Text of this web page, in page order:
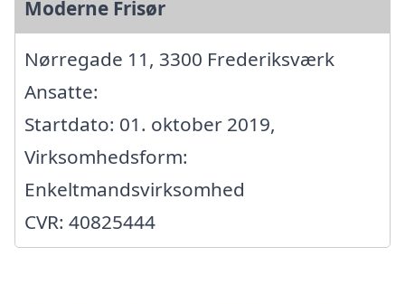
Moderne Frisør
Nørregade 11, 3300 Frederiksværk
Ansatte:
Startdato: 01. oktober 2019,
Virksomhedsform:
Enkeltmandsvirksomhed
CVR: 40825444